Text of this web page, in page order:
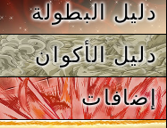
دليل البطولة
دليل الأكوان
إضافات